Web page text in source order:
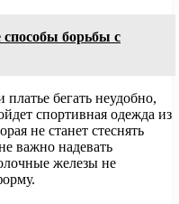
борьбы с
бегать неудобно,
спортивная одежда из
не станет стеснять
важно надевать
железы не